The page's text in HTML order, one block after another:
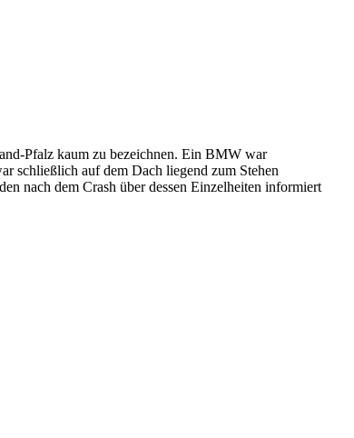
Pfalz kaum zu bezeichnen. Ein BMW war
schließlich auf dem Dach liegend zum Stehen
nach dem Crash über dessen Einzelheiten informiert